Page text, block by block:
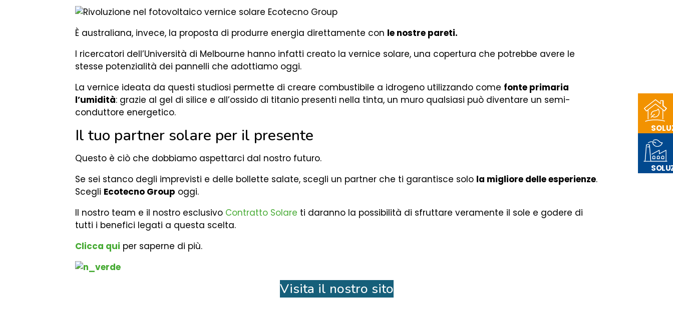
È australiana, invece, la proposta di produrre energia direttamente con le nostre pareti.
I ricercatori dell’Università di Melbourne hanno infatti creato la vernice solare, una copertura che potrebbe avere le
stesse potenzialità dei pannelli che adottiamo oggi.
La vernice ideata da questi studiosi permette di creare combustibile a idrogeno utilizzando come fonte primaria
l’umidità: grazie al gel di silice e all’ossido di titanio presenti nella tinta, un muro qualsiasi può diventare un semi-
conduttore energetico.
Il tuo partner solare per il presente
Questo è ciò che dobbiamo aspettarci dal nostro futuro.
Se sei stanco degli imprevisti e delle bollette salate, scegli un partner che ti garantisce solo la migliore delle esperienze.
Scegli Ecotecno Group oggi.
Il nostro team e il nostro esclusivo Contratto Solare ti daranno la possibilità di sfruttare veramente il sole e godere di
tutti i benefici legati a questa scelta.
Clicca qui per saperne di più.
Visita il nostro sito
LA